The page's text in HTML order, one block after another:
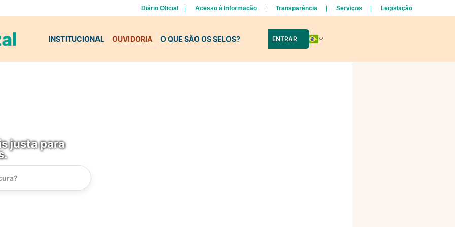
Diário Oficial Acesso à Informação Transparência Serviços Legislação
INSTITUCIONAL OUVIDORIA O QUE SÃO OS SELOS? ENTRAR
justa para